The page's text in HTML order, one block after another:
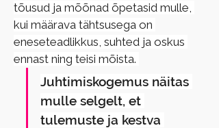
tõusud ja mõõnad õpetasid mulle,
kui määrava tähtsusega on
eneseteadlikkus, suhted ja oskus
ennast ning teisi mõista.
Juhtimiskogemus näitas
mulle selgelt, et
tulemuste ja kestva